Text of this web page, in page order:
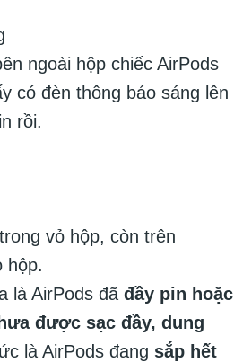
ngoài hộp chiếc AirPods
có đèn thông báo sáng lên
rồi.
vỏ hộp, còn trên
hộp.
là AirPods đã đầy pin hoặc
được sạc đầy, dung
là AirPods đang sắp hết